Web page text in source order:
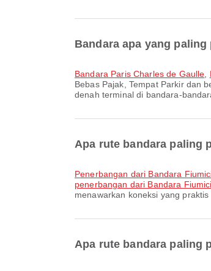
Bandara apa yang
Bandara Paris Charles de Gaulle
Bebas Pajak, Tempat Parkir dan
denah terminal di bandara-
Apa rute bandara paling
penerbangan dari Bandara
penerbangan dari Bandara
menawarkan koneksi yang praktis
Apa rute bandara paling